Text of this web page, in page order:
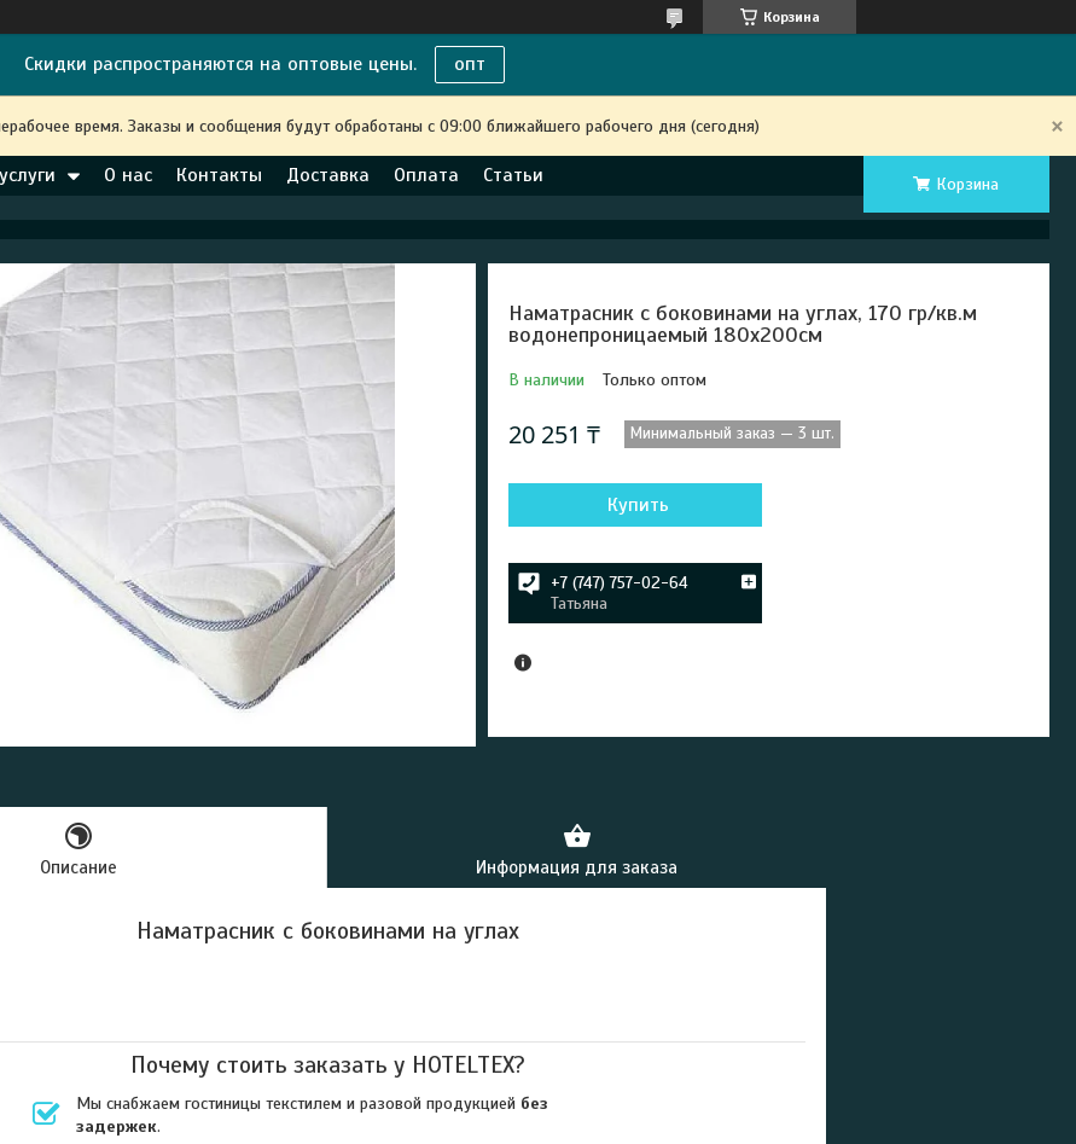
Корзина
Скидки распространяются на оптовые цены. опт
время. Заказы и сообщения будут обработаны с 09:00 ближайшего рабочего дня (сегодня)
О нас Контакты Доставка Оплата Статьи Корзина
Наматрасник с боковинами на углах, 170 гр/кв.м
водонепроницаемый 180х200см
В наличии Только оптом
20 251 ₸ Минимальный заказ — 3 шт.
Купить
+7 (747) 757-02-64
Татьяна
Описание Информация для заказа
Наматрасник с боковинами на углах
Почему стоить заказать у HOTELTEX?
Мы снабжаем гостиницы текстилем и разовой продукцией без
задержек.